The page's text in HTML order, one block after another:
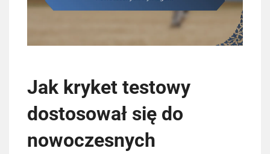
Jak kryket testowy
dostosował się do
nowoczesnych